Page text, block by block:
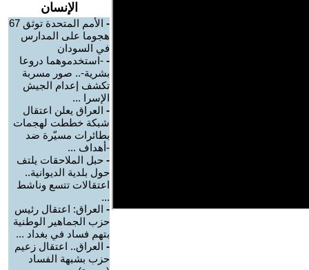
الإنسان
-
الأمم المتحدة توثق 67
هجوما على المدارس
في السودان
- -استخدموهما دروعا
بشرية-.. صور مسربة
تكشف إعدام الجيش
الإسرا ...
- العراق يعلن اعتقال
شبكة خططت لهجمات
بطائرات مسيّرة ضد
-أهداف ...
- حبل الملاحقات يلتف
حول بلدية الديوانية..
اعتقالات تتسع وناشط
...
- العراق: اعتقال رئيس
حزب الجماهير الوطنية
بتهم فساد في بغداد ...
- العراق.. اعتقال زعيم
حزب بشبهة الفساد